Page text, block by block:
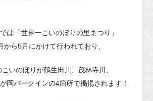
は「世界一こいのぼりの里まつり」
から5月にかけて行われており、
いのぼりが鶴生田川、茂林寺川、
岡パークインの4箇所で掲揚されます！